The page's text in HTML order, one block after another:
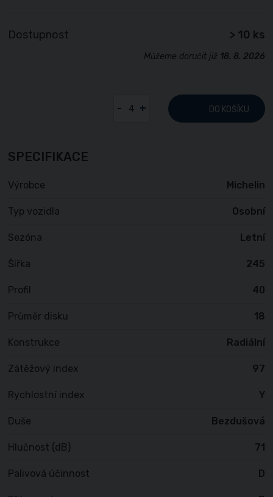
Dostupnost > 10 ks
Můžeme doručit již 18. 8. 2026
- + DO KOŠÍKU
SPECIFIKACE
Výrobce Michelin
Typ vozidla Osobní
Sezóna Letní
Šířka 245
Profil 40
Průměr disku 18
Konstrukce Radiální
Zátěžový index 97
Rychlostní index Y
Duše Bezdušová
Hlučnost (dB) 71
Palivová účinnost D